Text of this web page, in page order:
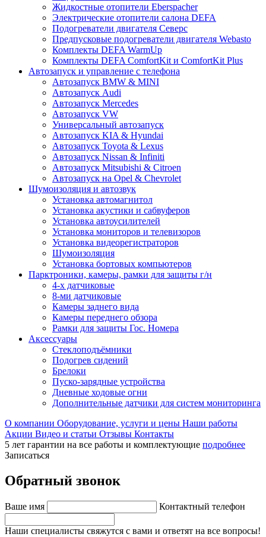
Жидкостные отопители Eberspacher
Электрические отопители салона DEFA
Подогреватели двигателя Северс
Предпусковые подогреватели двигателя Webasto
Комплекты DEFA WarmUp
Комплекты DEFA ComfortKit и ComfortKit Plus
Автозапуск и управление с телефона
Автозапуск BMW & MINI
Автозапуск Audi
Автозапуск Mercedes
Автозапуск VW
Универсальный автозапуск
Автозапуск KIA & Hyundai
Автозапуск Toyota & Lexus
Автозапуск Nissan & Infiniti
Автозапуск Mitsubishi & Citroen
Автозапуск на Opel & Chevrolet
Шумоизоляция и автозвук
Установка автомагнитол
Установка акустики и сабвуферов
Установка автоусилителей
Установка мониторов и телевизоров
Установка видеорегистраторов
Шумоизоляция
Установка бортовых компьютеров
Парктроники, камеры, рамки для защиты г/н
4-х датчиковые
8-ми датчиковые
Камеры заднего вида
Камеры переднего обзора
Рамки для защиты Гос. Номера
Аксессуары
Стеклоподъёмники
Подогрев сидений
Брелоки
Пуско-зарядные устройства
Дневные ходовые огни
Дополнительные датчики для систем мониторинга
О компании Оборудование, услуги и цены Наши работы
Акции Видео и статьи Отзывы Контакты
5 лет гарантии на все работы и комплектующие подробнее
Записаться
Обратный звонок
Ваше имя Контактный телефон
Наши специалисты свяжутся с вами и ответят на все вопросы!